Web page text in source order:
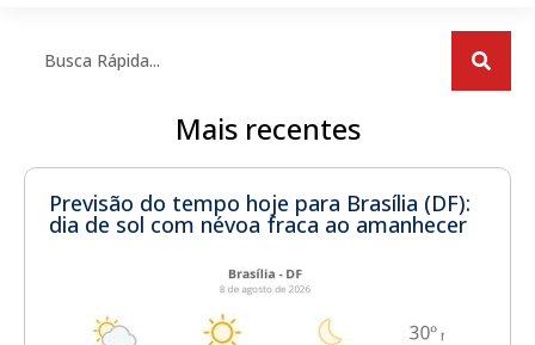
Mais recentes
Previsão do tempo hoje para Brasília (DF):
dia de sol com névoa fraca ao amanhecer